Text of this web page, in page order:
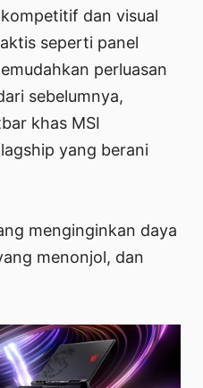
dan visual
seperti panel
perluasan
sebelumnya,
khas MSI
yang berani
menginginkan daya
menonjol, dan